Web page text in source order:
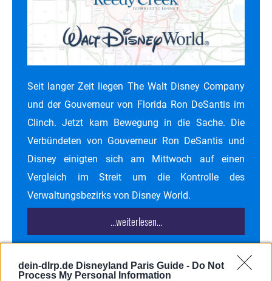
dein-dlrp.de Disneyland Paris Guide - Do Not
Process My Personal Information
Seit langer Zeit liegen The Walt Disney Company
und der Gouverneur von Florida Ron DeSantis im
Clinch. Jetzt kam Bewegung in die Sache. Die
Verbündeten von Gouverneur Ron DeSantis und
Disney einigten sich am Mittwoch auf einen
Vergleich im Streit um die Kontrolle des
Verwaltungsbezirks von Disney World.
...weiterlesen...